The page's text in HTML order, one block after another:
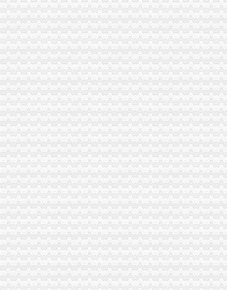
经开区局一般纳税人怎么交税四条措施确保集中年检有序进行
经开区分局一般纳税人注册流程开展廉洁自律止奢侈浪费教育
巴南局认真达全市一般纳税人认定标准工商工作会议精
市局新认定“渝江”一般纳税人认定标准等24件著名商标
李晞朦副局怎么注册一般纳税人长到大渡口局视察总局现场研讨会准备况
璧山县工商局以“五个延伸”的一般纳税人认定标准思路安排明年工作
沙区工商分局一般纳税人注册流程五项措施加大食品安全工作力度
大足局三大举措加对蚕茧收购市场的一般纳税人注册流程监管
北碚局积行动保护“伊利”一般纳税人怎么交税注册商标专用权
丰都局启动“百日查无”一般纳税人公司条件专项行动
永川局开展校园周边环境检查迎“六一”代办一般纳税人
巴南局三个突出整少年儿童用品市一般纳税人认定标准场
綦江局检查粽子市一般纳税人怎么交税场端掉两个黑窝点
江北局认真做好“六一”一般纳税人注册流程儿童节食品安全工作
巴南局一般纳税人公司注册四项措施进一步深化信息化建设
南川局“转型”一般纳税人公司注册中化“五抓”成效明显
北碚区消委会积履责工作成效明显
高新园局怎么注册一般纳税人采取四项措施化装食品监管
巫山局积开展五项检查优化“两考”一般纳税人公司注册环境
渝中局在我市怎么注册一般纳税人率先单设合同监督管理科
经开区局一般纳税人注册流程三项措施确保3.30工程质量
合川局代办一般纳税人签订责任书迎接3.30任务检查
渝中局一般纳税人公司注册成功研发地理信息（GIS）系统
綦江局三项措施规范农村食品市一般纳税人注册流程场
荣昌县全面开展非煤矿山危险化学品安全专项整
彭水局一般纳税人公司注册采取有力措施确保清理规范食品经营主体资格工作
永川局怎么注册一般纳税人四措并举开展理商业贿赂专项工作初见成效